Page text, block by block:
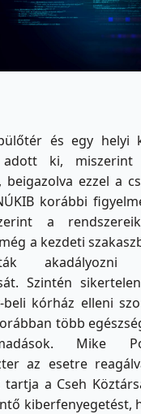
és egy helyi
adott ki, miszerint
ezzel a
korábbi
a
a kezdeti
akadályozni
Szintén
beli kórház elleni
több
Mike
az esetre
a Cseh
kiberfenyegetést,